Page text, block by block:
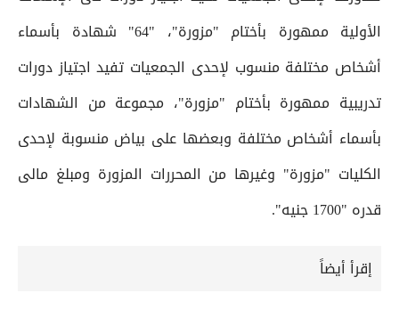
الأولية ممهورة بأختام "مزورة"، "64" شهادة بأسماء
أشخاص مختلفة منسوب لإحدى الجمعيات تفيد اجتياز دورات
تدريبية ممهورة بأختام "مزورة"، مجموعة من الشهادات
بأسماء أشخاص مختلفة وبعضها على بياض منسوبة لإحدى
الكليات "مزورة" وغيرها من المحررات المزورة ومبلغ مالى
قدره "1700 جنيه".
إقرأ أيضاً